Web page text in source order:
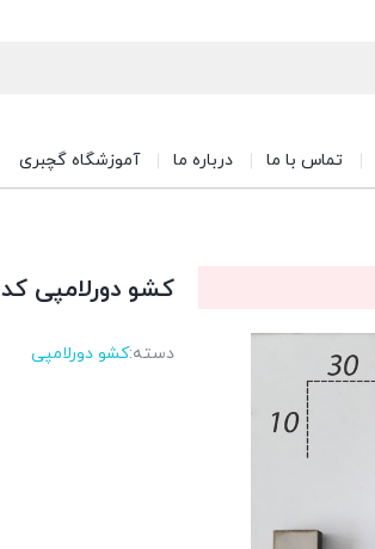
تماس با ما درباره ما آموزشگاه گچبری
کشو دورلامپی کد 500
دسته:کشو دورلامپی